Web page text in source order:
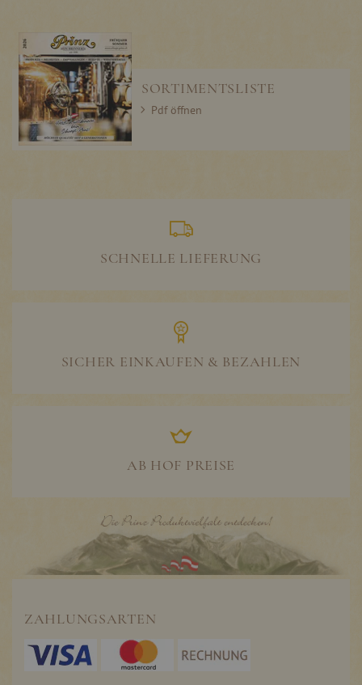
SORTIMENTSLISTE
Pdf öffnen
SCHNELLE LIEFERUNG
SICHER EINKAUFEN & BEZAHLEN
AB HOF PREISE
ZAHLUNGSARTEN